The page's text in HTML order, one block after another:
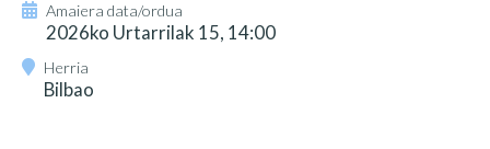
Amaiera data/ordua
2026ko Urtarrilak 15, 14:00
Herria
Bilbao